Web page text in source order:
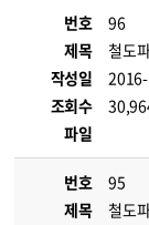
번호
96
제목
철도
작성일
조회수
파일
번호
95
제목
철도